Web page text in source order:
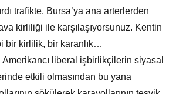
trafikte. Bursa’ya ana arterlerden
kirliliği ile karşılaşıyorsunuz. Kentin
bir kirlilik, bir karanlık…
Amerikancı liberal işbirlikçilerin siyasal
etkili olmasından bu yana